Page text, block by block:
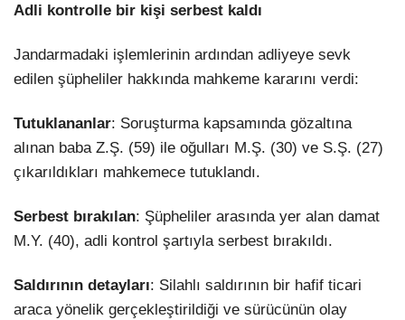
Adli kontrolle bir kişi serbest kaldı
Jandarmadaki işlemlerinin ardından adliyeye sevk
edilen şüpheliler hakkında mahkeme kararını verdi:
Tutuklananlar: Soruşturma kapsamında gözaltına
alınan baba Z.Ş. (59) ile oğulları M.Ş. (30) ve S.Ş. (27)
çıkarıldıkları mahkemece tutuklandı.
Serbest bırakılan: Şüpheliler arasında yer alan damat
M.Y. (40), adli kontrol şartıyla serbest bırakıldı.
Saldırının detayları: Silahlı saldırının bir hafif ticari
araca yönelik gerçekleştirildiği ve sürücünün olay